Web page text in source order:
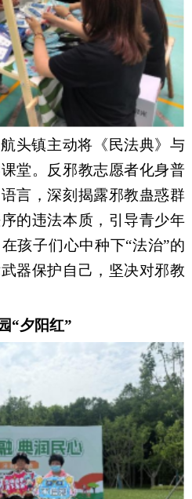
头镇主动将《民法典》与
堂。反邪教志愿者化身普
言，深刻揭露邪教蛊惑群
的违法本质，引导青少年
孩子们心中种下“法治”的
器保护自己，坚决对邪教
“夕阳红”